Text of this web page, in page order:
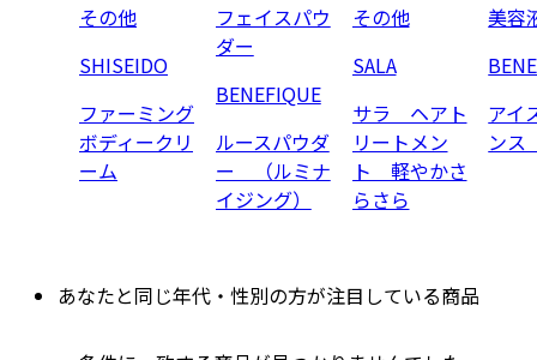
その他
SHISEIDO
ファーミング
ボディークリ
ーム
フェイスパウ
ダー
BENEFIQUE
ルースパウダ
ー （ルミナ
イジング）
その他
SALA
サラ ヘアト
リートメン
ト 軽やかさ
らさら
美容
アイ
ン
あなたと同じ年代・性別の方が注目している商品